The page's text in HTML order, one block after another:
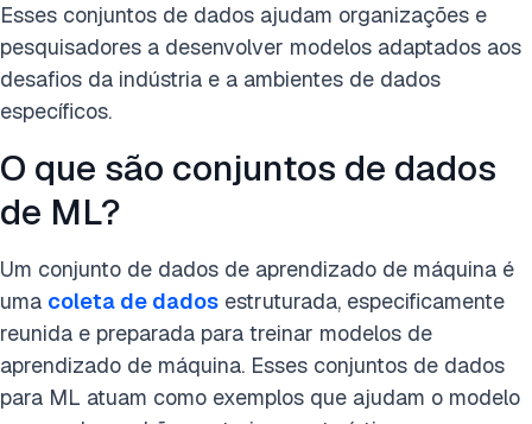
Esses conjuntos de dados ajudam organizações e
pesquisadores a desenvolver modelos adaptados aos
desafios da indústria e a ambientes de dados
específicos.
O que são conjuntos de dados
de ML?
Um conjunto de dados de aprendizado de máquina é
uma coleta de dados estruturada, especificamente
reunida e preparada para treinar modelos de
aprendizado de máquina. Esses conjuntos de dados
para ML atuam como exemplos que ajudam o modelo